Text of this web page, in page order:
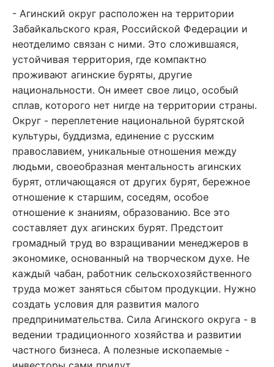
- Агинский округ расположен на территории
Забайкальского края, Российской Федерации и
неотделимо связан с ними. Это сложившаяся,
устойчивая территория, где компактно
проживают агинские буряты, другие
национальности. Он имеет свое лицо, особый
сплав, которого нет нигде на территории страны.
Округ - переплетение национальной бурятской
культуры, буддизма, единение с русским
православием, уникальные отношения между
людьми, своеобразная ментальность агинских
бурят, отличающаяся от других бурят, бережное
отношение к старшим, соседям, особое
отношение к знаниям, образованию. Все это
составляет дух агинских бурят. Предстоит
громадный труд во взращивании менеджеров в
экономике, основанный на творческом духе. Не
каждый чабан, работник сельскохозяйственного
труда может заняться сбытом продукции. Нужно
создать условия для развития малого
предпринимательства. Сила Агинского округа - в
ведении традиционного хозяйства и развитии
частного бизнеса. А полезные ископаемые -